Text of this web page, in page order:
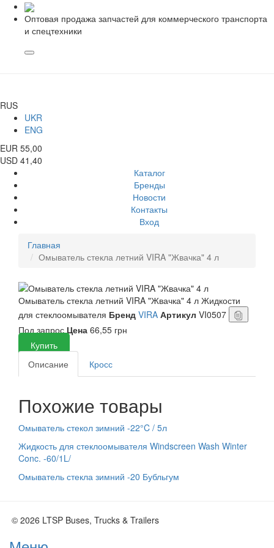
Оптовая продажа запчастей для коммерческого транспорта
и спецтехники
RUS
UKR
ENG
EUR 55,00
USD 41,40
Каталог
Бренды
Новости
Контакты
Вход
Главная
Омыватель стекла летний VIRA "Жвачка" 4 л
Омыватель стекла летний VIRA "Жвачка" 4 л Жидкости
для стеклоомывателя Бренд VIRA Артикул VI0507
Под запрос Цена 66,55 грн
Купить
Описание
Кросс
Похожие товары
Омыватель стекол зимний -22°C / 5л
Жидкость для стеклоомывателя Windscreen Wash Winter
Conc. -60/1L/
Омыватель стекла зимний -20 Бубльгум
© 2026 LTSP Buses, Trucks & Trailers